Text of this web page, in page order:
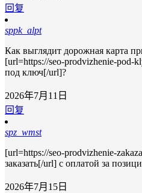
回复
sppk_alpt
Как выглядит дорожная карта
[url=https://seo-prodvizhenie-pod-
под ключ[/url]?
2026年7月11日
回复
spz_wmst
[url=https://seo-prodvizhenie-
заказать[/url] с оплатой за
2026年7月15日